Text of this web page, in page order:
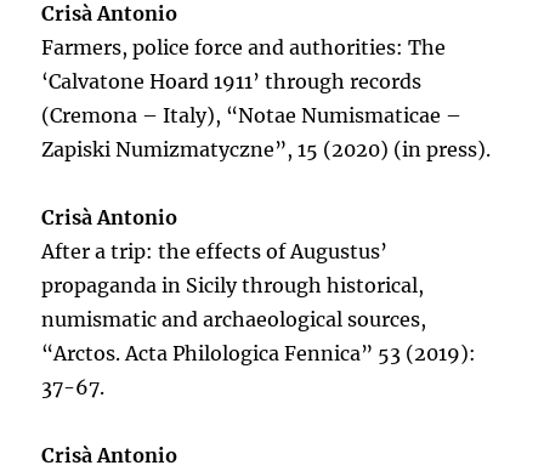
Crisà Antonio
Farmers, police force and authorities: The
‘Calvatone Hoard 1911’ through records
(Cremona – Italy), “Notae Numismaticae –
Zapiski Numizmatyczne”, 15 (2020) (in press).
Crisà Antonio
After a trip: the effects of Augustus’
propaganda in Sicily through historical,
numismatic and archaeological sources,
“Arctos. Acta Philologica Fennica” 53 (2019):
37-67.
Crisà Antonio